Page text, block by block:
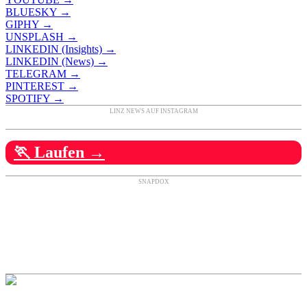
BLUESKY →
GIPHY →
UNSPLASH →
LINKEDIN (Insights) →
LINKEDIN (News) →
TELEGRAM →
PINTEREST →
SPOTIFY →
LINZ NEWS AUF INSTAGRAM
🏃 Laufen →
SNAPDOX